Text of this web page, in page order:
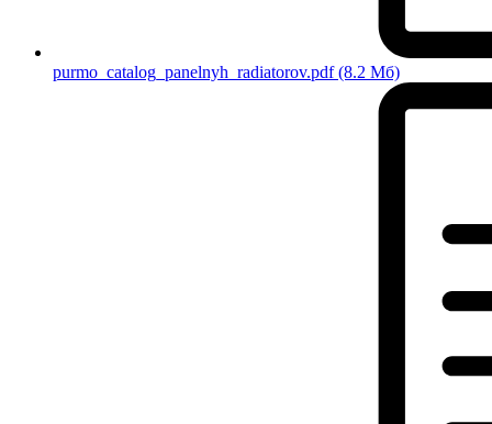
purmo_catalog_panelnyh_radiatorov.pdf(8.2 Мб)